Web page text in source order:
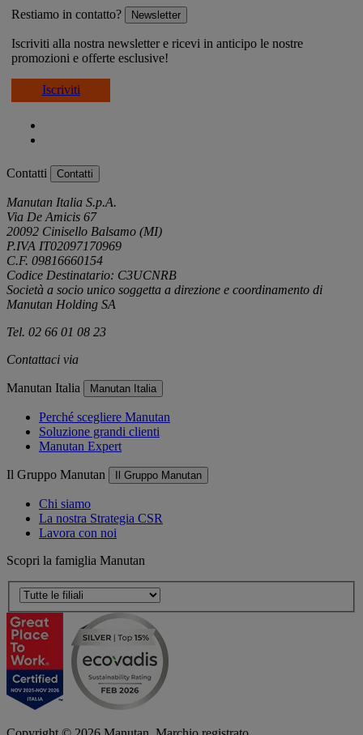
Restiamo in contatto? Newsletter
Iscriviti alla nostra newsletter e ricevi in anticipo le nostre
promozioni e offerte esclusive!
Iscriviti
Contatti Contatti
Manutan Italia S.p.A.
Via De Amicis 67
20092 Cinisello Balsamo (MI)
P.IVA IT02097170969
C.F. 09816660154
Codice Destinatario: C3UCNRB
Società a socio unico soggetta a direzione e coordinamento di
Manutan Holding SA
Tel. 02 66 01 08 23
Contattaci via
Manutan Italia Manutan Italia
Perché scegliere Manutan
Soluzione grandi clienti
Manutan Expert
Il Gruppo Manutan Il Gruppo Manutan
Chi siamo
La nostra Strategia CSR
Lavora con noi
Scopri la famiglia Manutan